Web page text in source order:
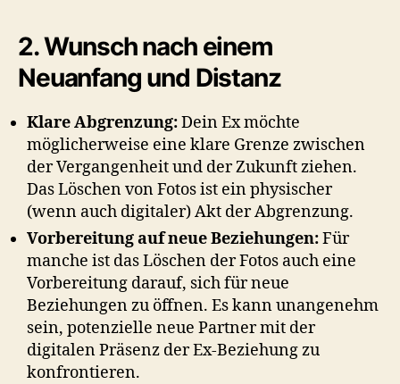
2. Wunsch nach einem
Neuanfang und Distanz
Klare Abgrenzung:Dein Ex möchte
möglicherweise eine klare Grenze zwischen
der Vergangenheit und der Zukunft ziehen.
Das Löschen von Fotos ist ein physischer
(wenn auch digitaler) Akt der Abgrenzung.
Vorbereitung auf neue Beziehungen:Für
manche ist das Löschen der Fotos auch eine
Vorbereitung darauf, sich für neue
Beziehungen zu öffnen. Es kann unangenehm
sein, potenzielle neue Partner mit der
digitalen Präsenz der Ex-Beziehung zu
konfrontieren.